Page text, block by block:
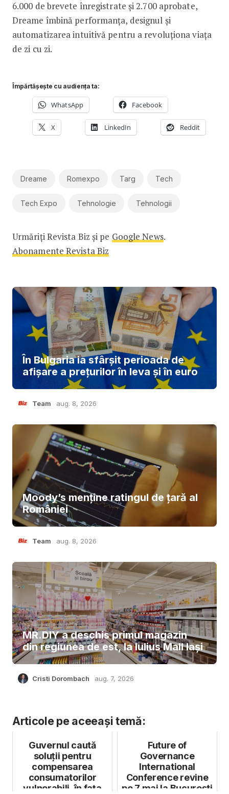
6.000 de brevete înregistrate și 2.700 aprobate,
Dreame îmbină performanța, designul și
automatizarea intuitivă pentru a revoluționa viața
de zi cu zi.
Împărtășește cu audiența ta:
WhatsApp Facebook
X LinkedIn Reddit
Dreame Romexpo Targ Tech
Tech Expo Tehnologie Tehnologii
Urmăriți Revista Biz și pe Google News.
Abonamente Revista Biz
În Bulgaria ia sfârşit perioada de
afișare a prețurilor în ​​leva și în euro
Team aug. 8, 2026
Moody’s menține ratingul de țară al
României
Team aug. 8, 2026
MR.DIY a deschis primul magazin
din regiunea de est, la Iulius Mall Iași
Cristi Dorombach aug. 7, 2026
Articole pe aceeași temă:
Guvernul caută
soluții pentru
compensarea
consumatorilor
vulnerabili, în fața
Future of
Governance
International
Conference revine
pe 7 mai la București